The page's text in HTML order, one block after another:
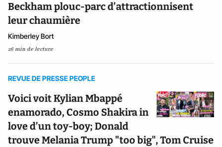
Beckham plouc-parc d’attractionnisent
leur chaumière
Kimberley Bort
26 min de lecture
REVUE DE PRESSE PEOPLE
Voici voit Kylian Mbappé
enamorado, Cosmo Shakira in
love d’un toy-boy; Donald
trouve Melania Trump "too big", Tom Cruise